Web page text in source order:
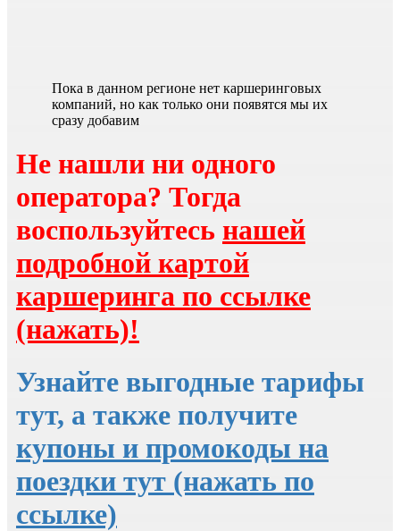
Пока в данном регионе нет каршеринговых
компаний, но как только они появятся мы их
сразу добавим
Не нашли ни одного
оператора? Тогда
воспользуйтесь нашей
подробной картой
каршеринга по ссылке
(нажать)!
Узнайте выгодные тарифы
тут, а также получите
купоны и промокоды на
поездки тут (нажать по
ссылке)